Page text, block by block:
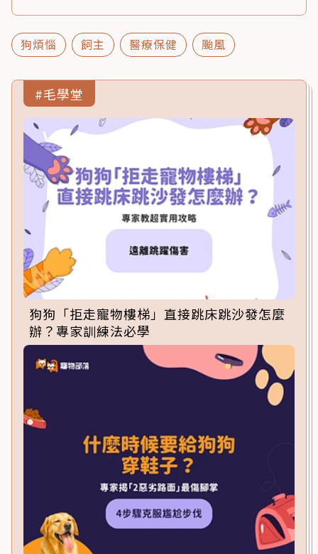
狗煩惱 飼主 醫療保健 颱風
#毛學堂
狗狗「拒走寵物樓梯」直接跳床跳沙發怎麼
辦？專家訓練法必學